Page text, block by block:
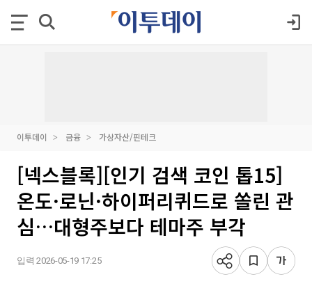
이투데이 금융 가상자산/핀테크
[넥스블록][인기 검색 코인 톱15]
온도·로닌·하이퍼리퀴드로 쏠린 관
심…대형주보다 테마주 부각
입력 2026-05-19 17:25